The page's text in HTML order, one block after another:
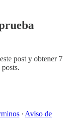
post y obtener 7
∙ Aviso de